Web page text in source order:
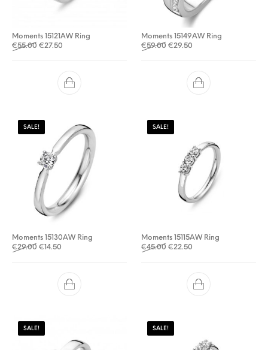
Moments 15121AW Ring
€55.00 Oorspronkelijke prijs was: €55.00.
€27.50
Moments 15149AW Ring
€59.00 Oorspronkelijke prijs was:
€29.50
SALE!
Moments 15130AW Ring
€29.00 Oorspronkelijke prijs was: €29.00.
€14.50
SALE!
Moments 15115AW Ring
€45.00 Oorspronkelijke prijs was:
€22.50
SALE! SALE!